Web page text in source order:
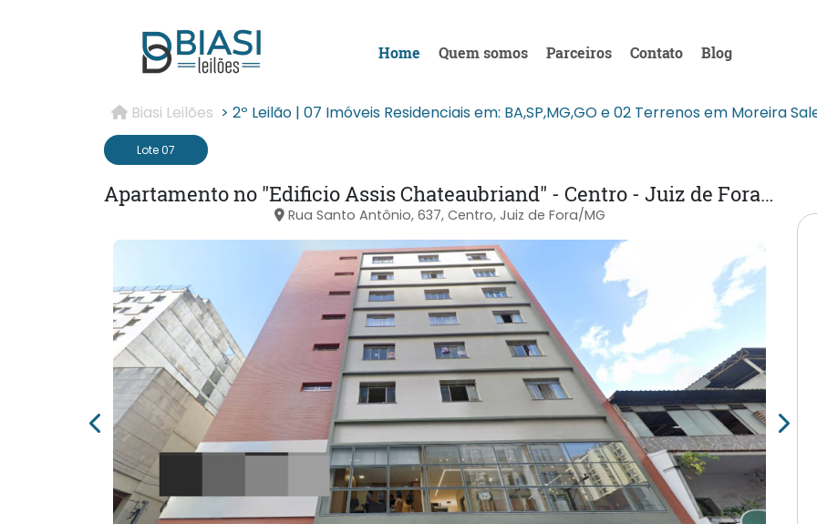
Home Quem somos Parceiros Contato Blog
Biasi Leilões > 2º Leilão | 07 Imóveis Residenciais em: BA,SP,MG,GO e 02 Terrenos em Moreira
Lote 07
Apartamento no "Edificio Assis Chateaubriand" - Centro - Juiz de Fora/MG
Rua Santo Antônio, 637, Centro, Juiz de Fora/MG